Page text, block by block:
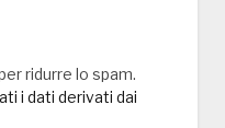
ridurre lo spam.
i dati derivati dai